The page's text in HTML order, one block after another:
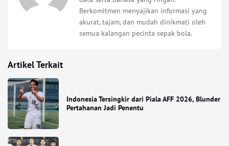
Berkomitmen menyajikan informasi yang
akurat, tajam, dan mudah dinikmati oleh
semua kalangan pecinta sepak bola.
Artikel Terkait
Indonesia Tersingkir dari Piala AFF 2026, Blunder
Pertahanan Jadi Penentu